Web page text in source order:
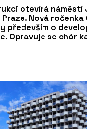
otevírá náměstí
Nová ročenka
především o
Opravuje se chór